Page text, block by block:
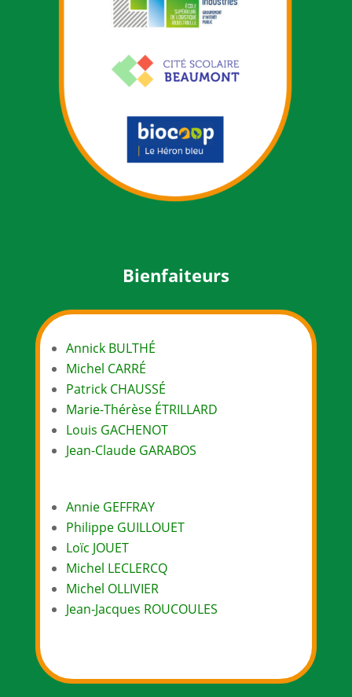
Bienfaiteurs
Annick BULTHÉ
Michel CARRÉ
Patrick CHAUSSÉ
Marie-Thérèse ÉTRILLARD
Louis GACHENOT
Jean-Claude GARABOS
Annie GEFFRAY
Philippe GUILLOUET
Loïc JOUET
Michel LECLERCQ
Michel OLLIVIER
Jean-Jacques ROUCOULES